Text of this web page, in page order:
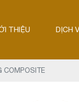
THIỆU DỊCH
COMPOSITE